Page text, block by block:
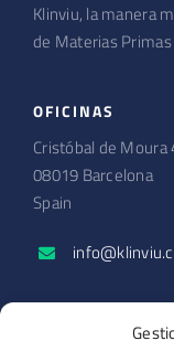
Klinviu, la manera
de Materias Primas
OFICINAS
Cristóbal de Moura
08019 Barcelona
Spain